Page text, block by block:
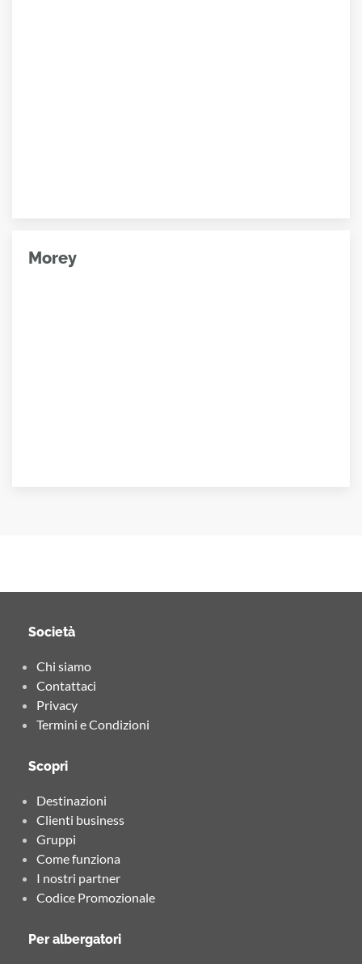
Morey
Società
Chi siamo
Contattaci
Privacy
Termini e Condizioni
Scopri
Destinazioni
Clienti business
Gruppi
Come funziona
I nostri partner
Codice Promozionale
Per albergatori